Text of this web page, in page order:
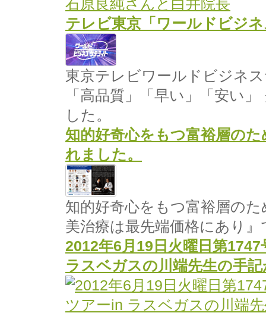
石原良純さんと白井院長
テレビ東京「ワールドビジ
東京テレビワールドビジネ
「高品質」「早い」「安い
した。
知的好奇心をもつ富裕層の
れました。
知的好奇心をもつ富裕層の
美治療は最先端価格にあり
2012年6月19日火曜日第
ラスベガスの川端先生の手